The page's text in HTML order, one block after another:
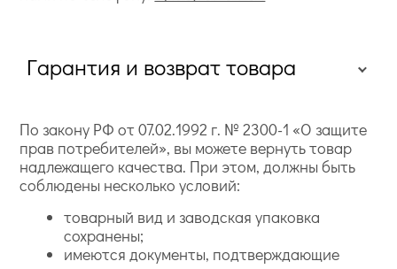
Гарантия и возврат товара
По закону РФ от 07.02.1992 г. № 2300-1 «О защите
прав потребителей», вы можете вернуть товар
надлежащего качества. При этом, должны быть
соблюдены несколько условий:
товарный вид и заводская упаковка
сохранены;
имеются документы, подтверждающие